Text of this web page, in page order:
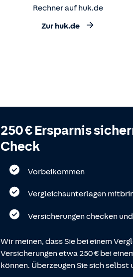
Rechner auf huk.de
Zur huk.de
250 € Ersparnis
Check
Vorbeikommen
Vergleichsunterlagen
Versicherungen checken
Wir meinen, dass Sie bei einem
Versicherungen etwa 250 € bei
können. Überzeugen Sie sich selbst